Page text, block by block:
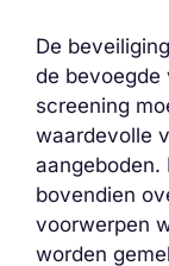
De
de bevoegde
screening
waardevolle
aangeboden.
bovendien
voorwerpen
worden